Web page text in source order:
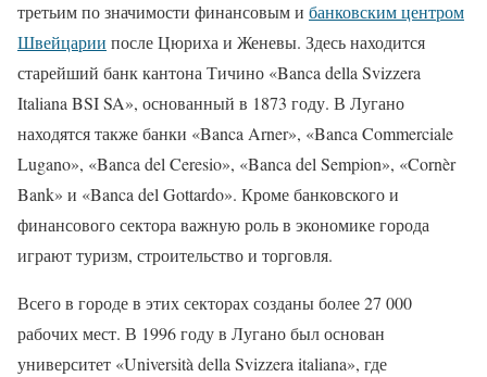
третьим по значимости финансовым и банковским центром
Швейцарии после Цюриха и Женевы. Здесь находится
старейший банк кантона Тичино «Banca della Svizzera
Italiana BSI SA», основанный в 1873 году. В Лугано
находятся также банки «Banca Arner», «Banca Commerciale
Lugano», «Banca del Ceresio», «Banca del Sempion», «Cornèr
Bank» и «Banca del Gottardo». Кроме банковского и
финансового сектора важную роль в экономике города
играют туризм, строительство и торговля.
Всего в городе в этих секторах созданы более 27 000
рабочих мест. В 1996 году в Лугано был основан
университет «Università della Svizzera italiana», где